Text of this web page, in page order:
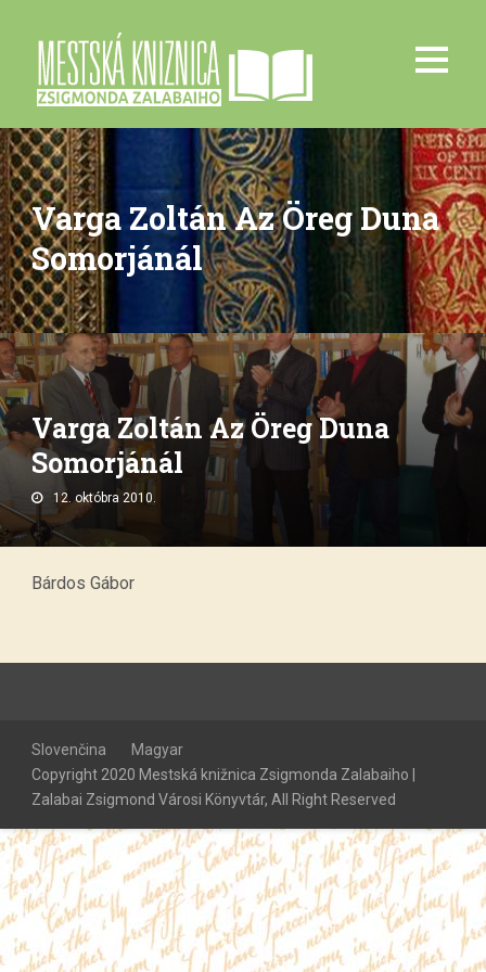
Varga Zoltán Az Öreg Duna
Somorjánál
Varga Zoltán Az Öreg Duna
Somorjánál
12. októbra 2010.
Bárdos Gábor
Slovenčina
Magyar
Copyright 2020 Mestská knižnica Zsigmonda Zalabaiho |
Zalabai Zsigmond Városi Könyvtár, All Right Reserved